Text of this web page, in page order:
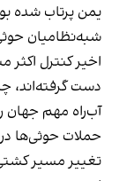
یمن پرتاب شده
شبه‌نظامیان
اخیر کنترل
دست گرفته‌اند،
آب‌راه مهم جهان
حملات حوثی‌ها
تغییر مسیر